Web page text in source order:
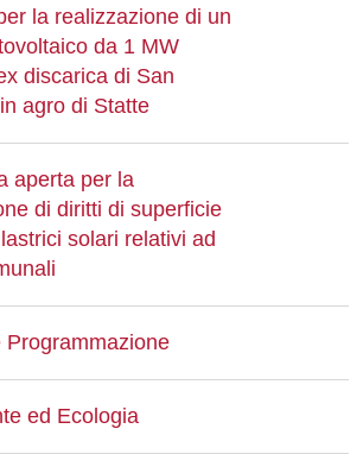
la realizzazione di un
da 1 MW
discarica di San
agro di Statte
aperta per la
di diritti di superficie
solari relativi ad
Programmazione
ed Ecologia